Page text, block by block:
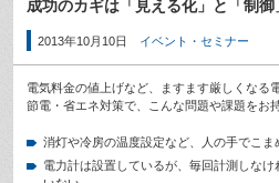
成功のカギは「見える化」と「制御
2013年10月10日 イベント・セミナー
電気料金の値上げなど、ますます厳しくなる
節電・省エネ対策で、こんな問題や課題をお
消灯や冷房の温度設定など、人の手でこ
電力計は設置しているが、毎回計測しな